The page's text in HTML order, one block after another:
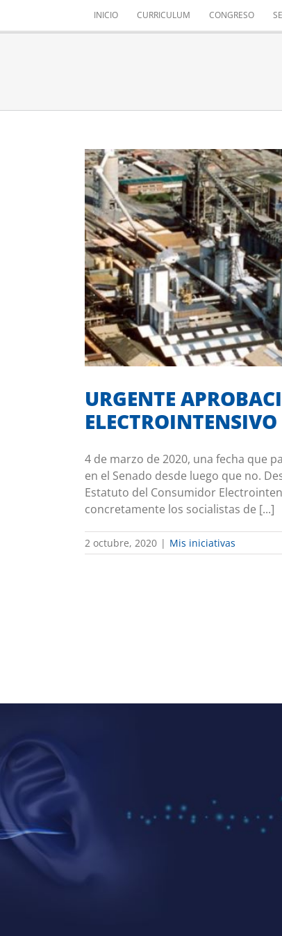
INICIO CURRICULUM CONGRESO
URGENTE
URGENTE
ELECTROINTENSIVO
4 de marzo de 2020, una fecha que
en el Senado desde luego que no.
Estatuto del Consumidor
concretamente los socialistas de [...]
2 octubre, 2020 | Mis iniciativas